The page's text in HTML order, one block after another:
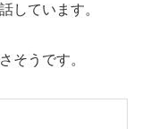
しています。
そうです。